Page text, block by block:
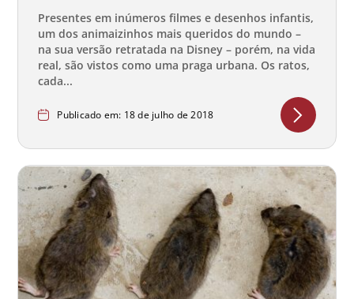
Presentes em inúmeros filmes e desenhos infantis,
um dos animaizinhos mais queridos do mundo –
na sua versão retratada na Disney – porém, na vida
real, são vistos como uma praga urbana. Os ratos,
cada...
Publicado em: 18 de julho de 2018